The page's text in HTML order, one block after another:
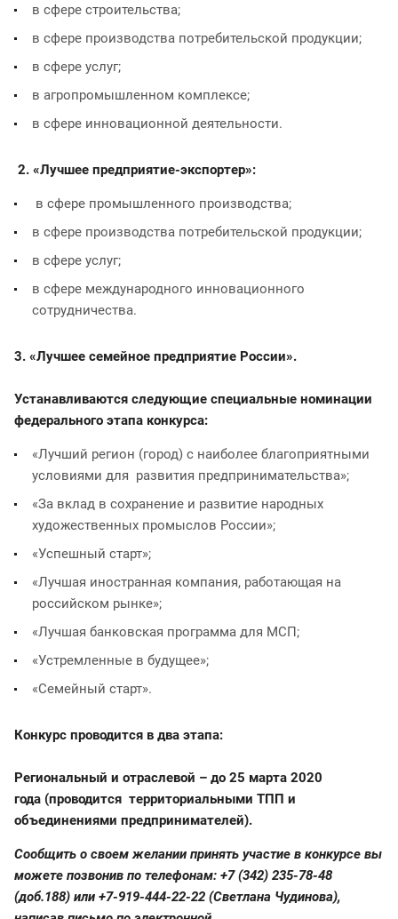
в сфере строительства;
в сфере производства потребительской продукции;
в сфере услуг;
в агропромышленном комплексе;
в сфере инновационной деятельности.
2. «Лучшее предприятие-экспортер»:
в сфере промышленного производства;
в сфере производства потребительской продукции;
в сфере услуг;
в сфере международного инновационного
сотрудничества.
3. «Лучшее семейное предприятие России».
Устанавливаются следующие специальные номинации
федерального этапа конкурса:
«Лучший регион (город) с наиболее благоприятными
условиями для развития предпринимательства»;
«За вклад в сохранение и развитие народных
художественных промыслов России»;
«Успешный старт»;
«Лучшая иностранная компания, работающая на
российском рынке»;
«Лучшая банковская программа для МСП;
«Устремленные в будущее»;
«Семейный старт».
Конкурс проводится в два этапа:
Региональный и отраслевой – до 25 марта 2020
года (проводится территориальными ТПП и
объединениями предпринимателей).
Сообщить о своем желании принять участие в конкурсе вы
можете позвонив по телефонам: +7 (342) 235-78-48
(доб.188) или +7-919-444-22-22 (Светлана Чудинова),